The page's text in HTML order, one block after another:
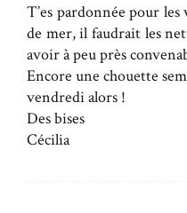
T’es pardonnée pour
de mer, il faudrait les
avoir à peu près
Encore une chouette
vendredi alors !
Des bises
Cécilia